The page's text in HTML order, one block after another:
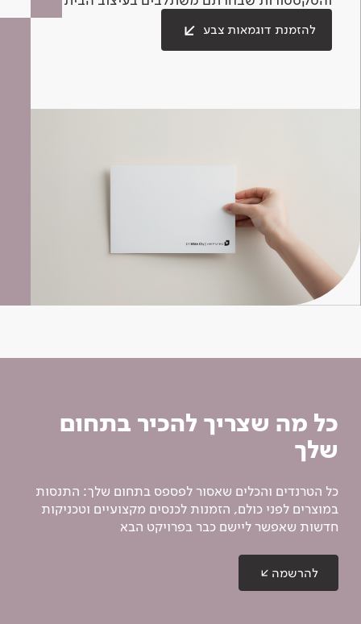
להזמנת דוגמאות צבע
כל מה שצריך להכיר בתחום
שלך
כל הטרנדים והכלים שאסור לפספס בתחום שלך: התנסות
במוצרים לפני כולם, הזמנות לכנסים מקצועיים וטכניקות
חדשות שאפשר ליישם כבר בפרויקט הבא
להרשמה